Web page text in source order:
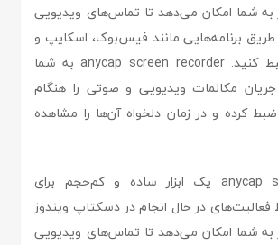
به شما امکان می‌دهد تا تماس‌های ویدیویی
برنامه‌هایی مانند فیس‌بوک، اسکایپ و
سایر برنامه‌ها ضبط کنید. anycap screen recorder به شما
مکالمات ویدیویی و صوتی را هنگام
کرده و در زمان دلخواه آن‌ها را مشاهده
anycap screen recorder یک ابزار ساده و کم‌حجم برای
فعالیت‌های در حال انجام در دسکتاپ ویندوز
به شما امکان می‌دهد تا تماس‌های ویدیویی